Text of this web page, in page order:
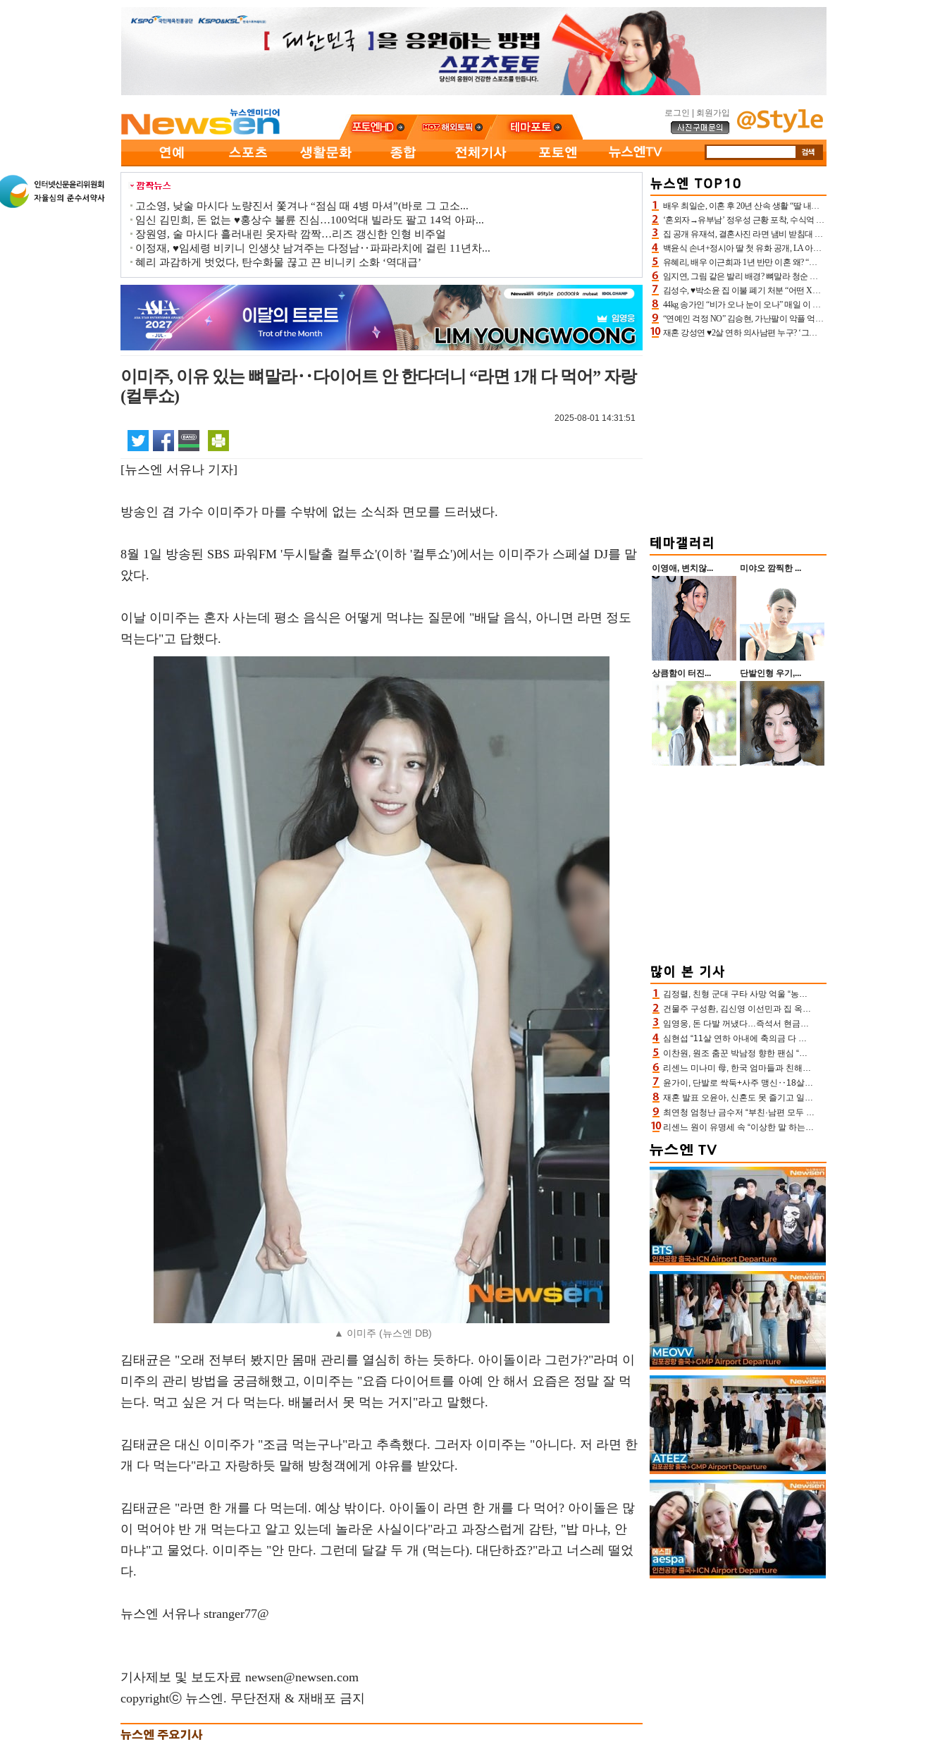
로그인 회원가입
고소영, 낮술 마시다 노량진서 쫓겨나 “점심 때 4병 마셔”(바로 그 고소...
임신 김민희, 돈 없는 ♥홍상수 불륜 진심…100억대 빌라도 팔고 14억 아파...
장원영, 술 마시다 흘러내린 옷자락 깜짝…리즈 갱신한 인형 비주얼
이정재, ♥임세령 비키니 인생샷 남겨주는 다정남‥파파라치에 걸린 11년차...
혜리 과감하게 벗었다, 탄수화물 끊고 끈 비니키 소화 ‘역대급’
이미주, 이유 있는 뼈말라‥다이어트 안 한다더니 “라면 1개 다 먹어” 자랑
(컬투쇼)
2025-08-01 14:31:51
[뉴스엔 서유나 기자]
방송인 겸 가수 이미주가 마를 수밖에 없는 소식좌 면모를 드러냈다.
8월 1일 방송된 SBS 파워FM '두시탈출 컬투쇼'(이하 '컬투쇼')에서는 이미주가 스페셜 DJ를 맡
았다.
이날 이미주는 혼자 사는데 평소 음식은 어떻게 먹냐는 질문에 "배달 음식, 아니면 라면 정도
먹는다"고 답했다.
▲ 이미주 (뉴스엔 DB)
김태균은 "오래 전부터 봤지만 몸매 관리를 열심히 하는 듯하다. 아이돌이라 그런가?"라며 이
미주의 관리 방법을 궁금해했고, 이미주는 "요즘 다이어트를 아예 안 해서 요즘은 정말 잘 먹
는다. 먹고 싶은 거 다 먹는다. 배불러서 못 먹는 거지"라고 말했다.
김태균은 대신 이미주가 "조금 먹는구나"라고 추측했다. 그러자 이미주는 "아니다. 저 라면 한
개 다 먹는다"라고 자랑하듯 말해 방청객에게 야유를 받았다.
김태균은 "라면 한 개를 다 먹는데. 예상 밖이다. 아이돌이 라면 한 개를 다 먹어? 아이돌은 많
이 먹어야 반 개 먹는다고 알고 있는데 놀라운 사실이다"라고 과장스럽게 감탄, "밥 마냐, 안
마냐"고 물었다. 이미주는 "안 만다. 그런데 달걀 두 개 (먹는다). 대단하죠?"라고 너스레 떨었
다.
뉴스엔 서유나 stranger77@
기사제보 및 보도자료 newsen@newsen.com
copyrightⓒ 뉴스엔. 무단전재 & 재배포 금지
배우 최일순, 이혼 후 20년 산속 생활 “딸 내가 버렸다고 원망‥맘 아파”(특종)[어제TV]
‘혼외자→유부남’ 정우성 근황 포착, 수식억 해킹 피해 후배 만났다 “존경하는”
집 공개 유재석, 결혼사진 라면 냄비 받침대 되고 분노‥가족사진도 피해(놀뭐)[어제TV]
백윤식 손녀+정시아 딸 첫 유화 공개, LA 아트쇼→서울국제조각페스타 작가다운 수준급 실력
유혜리, 배우 이근희과 1년 반만 이혼 왜? “식칼 꽂고 의자 던져” 충격 폭로(특종)[어제TV]
임지연, 그림 같은 발리 배경? 뼈말라 청순 비키니 핏에 상대 안 되네
김성수, ♥박소윤 집 이불 폐기 처분 “어떤 X이랑 썼을지 몰라” 질투(신랑수업2)[어제TV]
44kg 송가인 “비가 오나 눈이 오나” 매일 이 운동, 허벅지 근육량 상승+체지방 감소
“연예인 걱정 NO” 김승현, 가난팔이 악플 억울할만‥아내+딸과 日 여행
재혼 강성연 ♥2살 연하 의사남편 누구? ‘그알’ 자문의에 훈남 비주얼 초엘리트 스펙 [종합]
이영애, 변치않... 미야오 깜찍한 ...
상큼함이 터진... 단발인형 우기,...
김정렬, 친형 군대 구타 사망 억울 “농약사 처리, 범인 찾았지만…엄마는 이미 치매”(데이앤나잇)
건물주 구성환, 김신영 이선민과 집 옥상서 41만원 한우 파티 “화력이 성화봉송”(나혼산)
임영웅, 돈 다발 꺼냈다…즉석서 현금으로 수당 챙겨주는 ‘구단주’
심현섭 “11살 연하 아내에 축의금 다 뺏겨, 집도 아내 명의” (동치미)[결정적장면]
이찬원, 원조 춤꾼 박남정 향한 팬심 “어머님 잘 계시지” 폭소(불후)
리센느 미나미 母, 한국 엄마들과 친해진 비결=BTS “최애 정국 얘기로 통해”(전참시)
윤가이, 단발로 싹둑+사주 맹신‥18살 연상 ♥장기하 반한 엉뚱·열정 매력(전참시)
재혼 발표 오윤아, 신혼도 못 즐기고 일만 “발달장애 子도 취업 1년차, 연차 없어”
최연청 엄청난 금수저 “부친·남편 모두 판사, 국회의원·언론사 대표 집안”(아형)
리센느 원이 유명세 속 “이상한 말 하는 사람 가만두지 않아” 소속사 든든(전참시)[어제TV]